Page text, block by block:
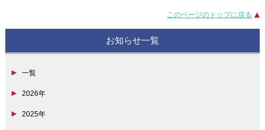
このページのトップに戻る
お知らせ一覧
一覧
2026年
2025年